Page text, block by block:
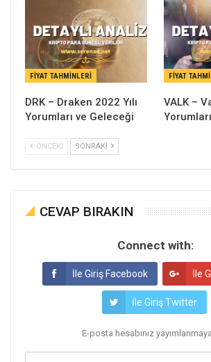
FIYAT TAHMINLERI
DRK – Draken 2022 Yılı
Yorumları ve Geleceği
FIYAT
VALK –
ÖNCEKI SONRAKI
CEVAP BIRAKIN
Connect with:
İle Giriş Facebook İle
İle Giriş Twitter
E-posta hesabınız